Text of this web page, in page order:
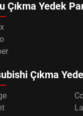
Çıkma Yedek
Çıkma